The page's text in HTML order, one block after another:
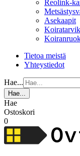
Reolink-
Asekaapit
Tietoa meistä
Yhteystiedot
Hae...
Hae...
Hae
Ostoskori
0